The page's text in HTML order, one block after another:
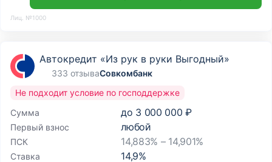
Лиц. №1000
Автокредит «Из рук в руки Выгодный»
333 отзываСовкомбанк
Сумма до 3 000 000 ₽
Первый взнос любой
ПСК 14,883% – 14,901%
Ставка 14,9%
Не подходит условие по господдержке